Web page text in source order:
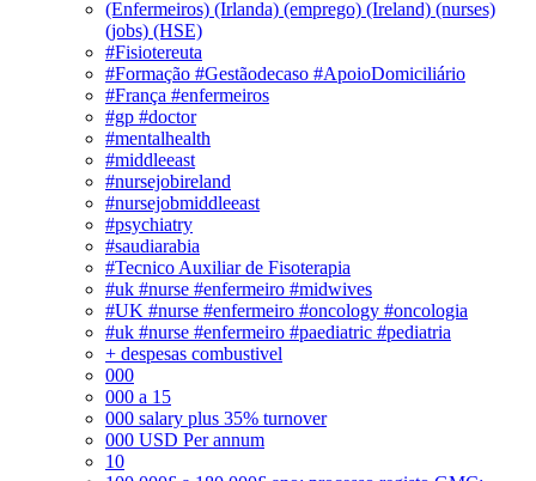
(Enfermeiros) (Irlanda) (emprego) (Ireland) (nurses)
(jobs) (HSE)
#Fisiotereuta
#Formação #Gestãodecaso #ApoioDomiciliário
#França #enfermeiros
#gp #doctor
#mentalhealth
#middleeast
#nursejobireland
#nursejobmiddleeast
#psychiatry
#saudiarabia
#Tecnico Auxiliar de Fisoterapia
#uk #nurse #enfermeiro #midwives
#UK #nurse #enfermeiro #oncology #oncologia
#uk #nurse #enfermeiro #paediatric #pediatria
+ despesas combustivel
000
000 a 15
000 salary plus 35% turnover
000 USD Per annum
10